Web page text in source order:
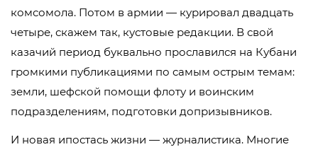
комсомола. Потом в армии — курировал двадцать
четыре, скажем так, кустовые редакции. В свой
казачий период буквально прославился на Кубани
громкими публикациями по самым острым темам:
земли, шефской помощи флоту и воинским
подразделениям, подготовки допризывников.
И новая ипостась жизни — журналистика. Многие